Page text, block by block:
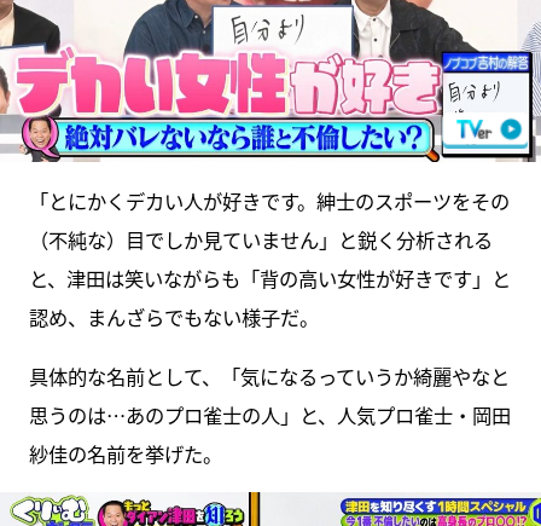
「とにかくデカい人が好きです。紳士のスポーツをその
（不純な）目でしか見ていません」と鋭く分析される
と、津田は笑いながらも「背の高い女性が好きです」と
認め、まんざらでもない様子だ。
具体的な名前として、「気になるっていうか綺麗やなと
思うのは…あのプロ雀士の人」と、人気プロ雀士・岡田
紗佳の名前を挙げた。